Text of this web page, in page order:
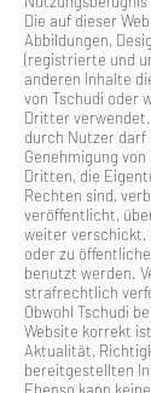
Die auf dieser
Abbildungen,
(registrierte und
anderen Inhalte
von Tschudi oder
Dritter
durch Nutzer
Genehmigung
Dritten, die
Rechten sind,
veröffentlicht,
weiter verschickt,
oder zu
benutzt werden.
strafrechtlich
Obwohl Tschudi
Website korrekt
Aktualität,
bereitgestellten